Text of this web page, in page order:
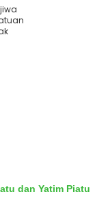
dan Yatim Piatu